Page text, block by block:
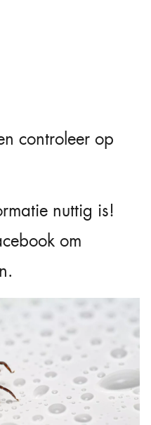
controleer op
nuttig is!
om